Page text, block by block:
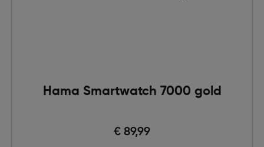
Hama Smartwatch 7000 gold
€ 89,99